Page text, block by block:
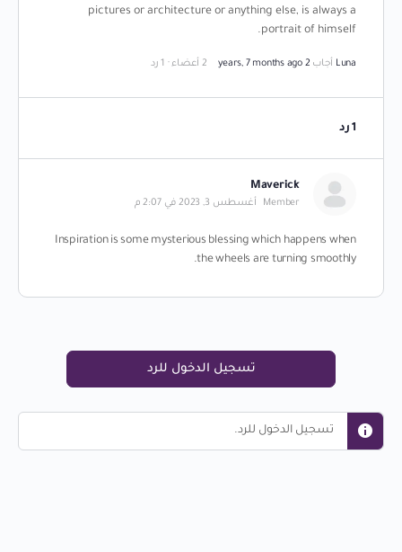
pictures or architecture or anything else, is always a
portrait of himself.
Luna أجاب 2 years, 7 months ago 2 أعضاء · 1 رد
1 رد
Maverick
Member أغسطس 3, 2023 في 2:07 م
Inspiration is some mysterious blessing which happens when
the wheels are turning smoothly.
تسجيل الدخول للرد
تسجيل الدخول للرد.